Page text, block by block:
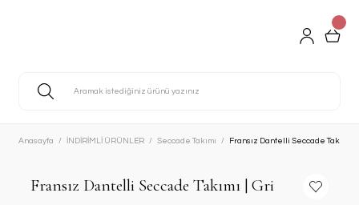
Anasayfa İNDİRİMLİ ÜRÜNLER Seccade Takımı Fransız Dantelli Seccade Takımı |
Fransız Dantelli Seccade Takımı | Gri